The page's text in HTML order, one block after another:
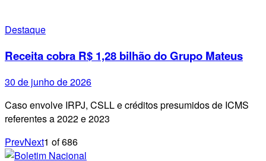
Destaque
Receita cobra R$ 1,28 bilhão do Grupo Mateus
30 de junho de 2026
Caso envolve IRPJ, CSLL e créditos presumidos de ICMS
referentes a 2022 e 2023
PrevNext1 of686